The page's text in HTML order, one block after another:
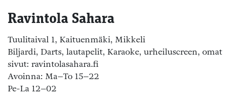
Ravintola Sahara
Tuulitaival 1, Kaituenmäki, Mikkeli
Biljardi, Darts, lautapelit, Karaoke, urheiluscreen, omat
sivut: ravintolasahara.fi
Avoinna: Ma–To 15–22
Pe-La 12–02